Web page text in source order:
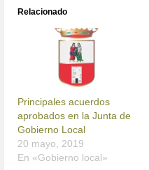
Relacionado
Principales acuerdos
aprobados en la Junta de
Gobierno Local
20 mayo, 2019
En «Gobierno local»